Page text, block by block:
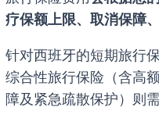
疗保额上限、取消保障
针对西班牙的短期旅行
综合性旅行保险（含高
障及紧急疏散保护）则